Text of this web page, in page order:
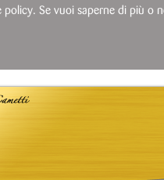
Se vuoi saperne di più o